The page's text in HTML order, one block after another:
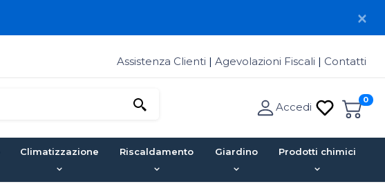
Assistenza Clienti | Agevolazioni Fiscali | Contatti
0
Accedi
Climatizzazione Riscaldamento Giardino Prodotti chimici